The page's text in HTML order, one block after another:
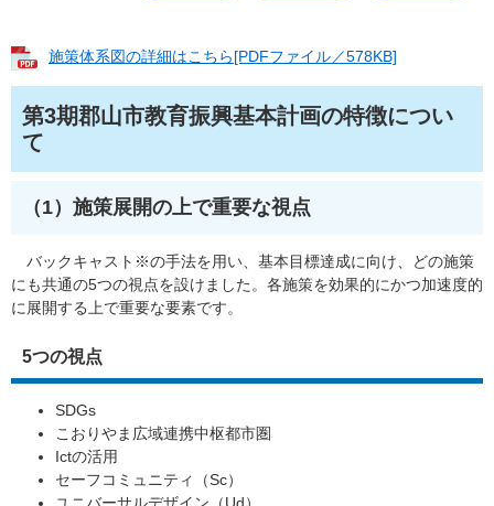
施策体系図の詳細はこちら[PDFファイル／578KB]
第3期郡山市教育振興基本計画の特徴につい
て
（1）施策展開の上で重要な視点
バックキャスト※の手法を用い、基本目標達成に向け、どの施策
にも共通の5つの視点を設けました。各施策を効果的にかつ加速度的
に展開する上で重要な要素です。
5つの視点
SDGs
こおりやま広域連携中枢都市圏
Ictの活用
セーフコミュニティ（Sc）
ユニバーサルデザイン（Ud）